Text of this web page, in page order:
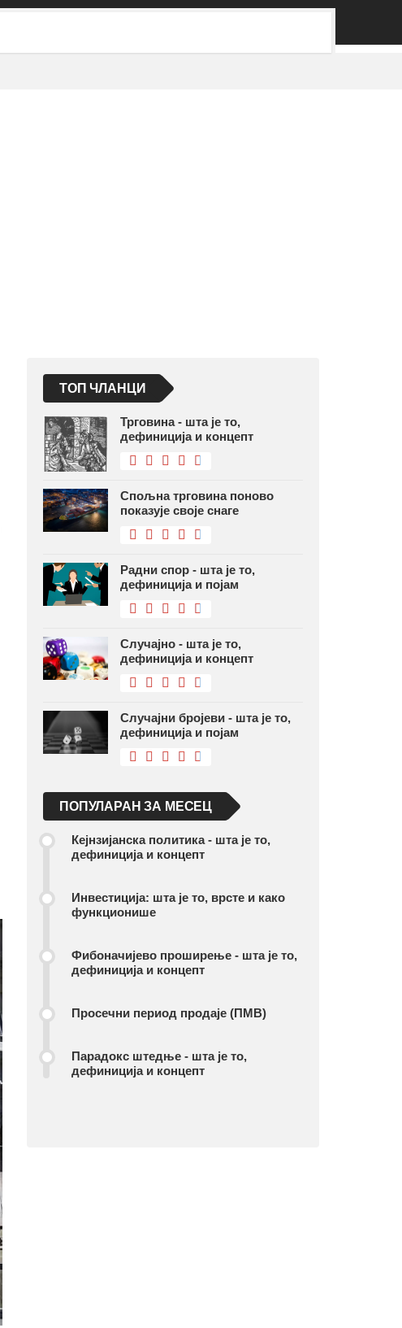
ТОП ЧЛАНЦИ
Трговина - шта је то,
дефиниција и концепт
Спољна трговина поново
показује своје снаге
Радни спор - шта је то,
дефиниција и појам
Случајно - шта је то,
дефиниција и концепт
Случајни бројеви - шта је то,
дефиниција и појам
ПОПУЛАРАН ЗА МЕСЕЦ
Кејнзијанска политика - шта је то,
дефиниција и концепт
Инвестиција: шта је то, врсте и како
функционише
Фибоначијево проширење - шта је то,
дефиниција и концепт
Просечни период продаје (ПМВ)
Парадокс штедње - шта је то,
дефиниција и концепт